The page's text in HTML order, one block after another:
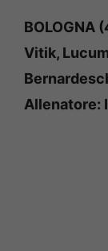
BOLOGNA
Vitik,
Allenatore: